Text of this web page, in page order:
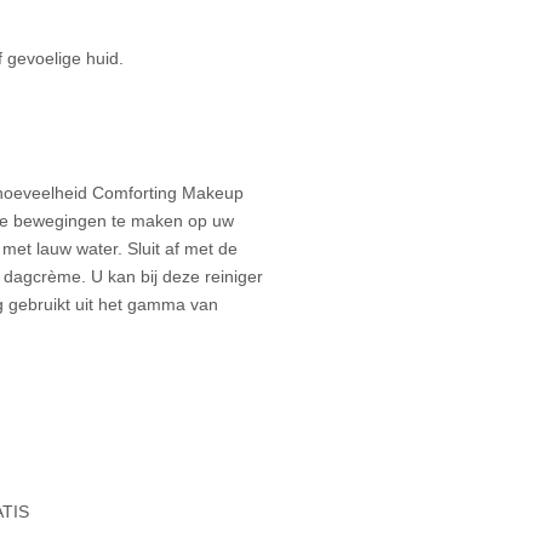
huid.
Comforting Makeup
bewegingen te maken op uw
lauw water. Sluit af met de
U kan bij deze reiniger
gebruikt uit het gamma van